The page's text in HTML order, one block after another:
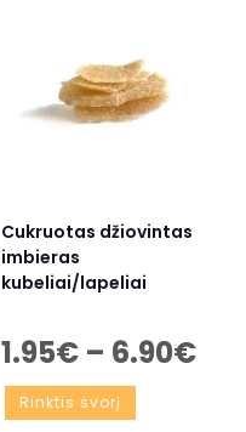
Cukruotas džiovintas
imbieras
kubeliai/lapeliai
1.95€ – 6.90€
Rinktis svorį